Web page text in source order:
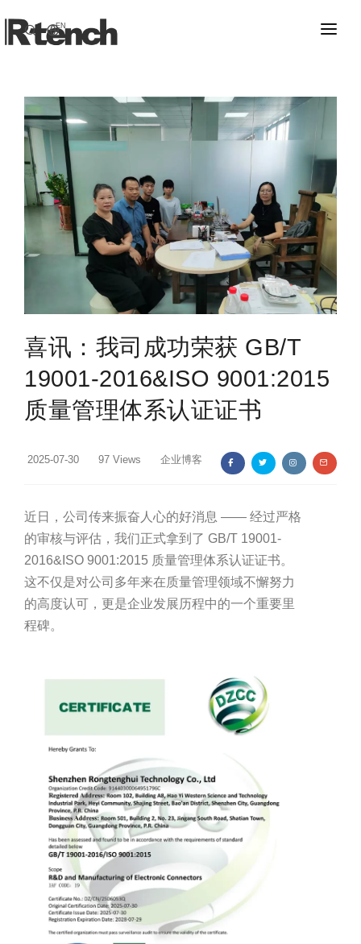
EN
电子连接器
极细弹簧针Probe
弹簧针Pogo Pin
多触点Pogo Pin连接器
母座连接器
高速线束及组件
电源插座连接器
多位电源插座连接器
...
最大外径
最大外径
最大外径
0.23极细弹
最大外径
0.24极细弹
0.25极细弹
簧针Probe
0.26极细弹
簧针Probe
0.28&0.38
Probe
应用故事
关于我们
新闻资讯
联系我们
喜讯：我司成功荣获 GB/T
19001-2016&ISO 9001:2015
质量管理体系认证证书
2025-07-30 97 Views 企业博客
近日，公司传来振奋人心的好消息 —— 经过严格
的审核与评估，我们正式拿到了 GB/T 19001-
2016&ISO 9001:2015 质量管理体系认证证书。
这不仅是对公司多年来在质量管理领域不懈努力
的高度认可，更是企业发展历程中的一个重要里
程碑。